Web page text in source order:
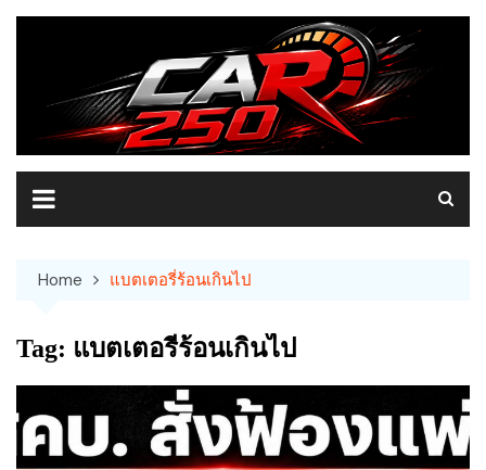
Skip
Home แบตเตอรี่ร้อนเกินไป
Tag: แบตเตอรี่ร้อนเกินไป